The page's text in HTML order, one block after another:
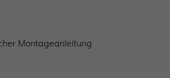
Montageanleitung